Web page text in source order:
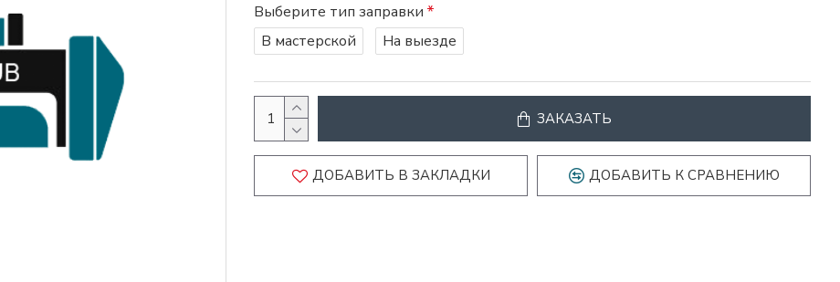
Выберите тип заправки
В мастерской
На выезде
ЗАКАЗАТЬ
ДОБАВИТЬ В ЗАКЛАДКИ ДОБАВИТЬ К СРАВНЕНИЮ